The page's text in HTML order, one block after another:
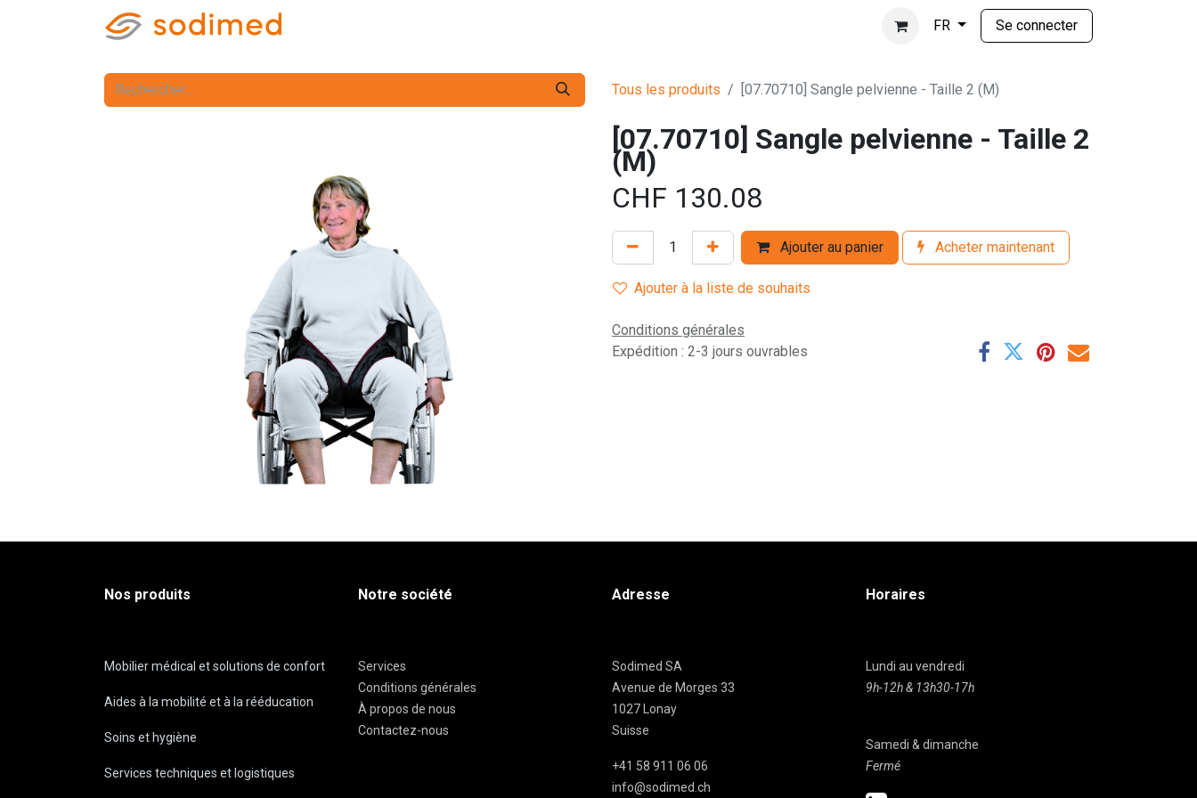
FR Se connecter
Tous les produits [07.70710] Sangle pelvienne - Taille 2 (M)
[07.70710] Sangle pelvienne - Taille 2
(M)
CHF 130.08
Ajouter au panier Acheter maintenant
Ajouter à la liste de souhaits
Conditions générales
Expédition : 2-3 jours ouvrables
Nos produits
Mobilier médical et solutions de confort
Aides à la mobilité et à la rééducation
Soins et hygiène
Services techniques et logistiques
Notre société
Services
Conditions générales
À propos de nous
Contactez-nous
Adresse
Sodimed SA
Avenue de Morges 33
1027 Lonay
Suisse
+41 58 911 06 06
info@sodimed.ch
Horaires
Lundi au vendredi
9h-12h & 13h30-17h
Samedi & dimanche
Fermé